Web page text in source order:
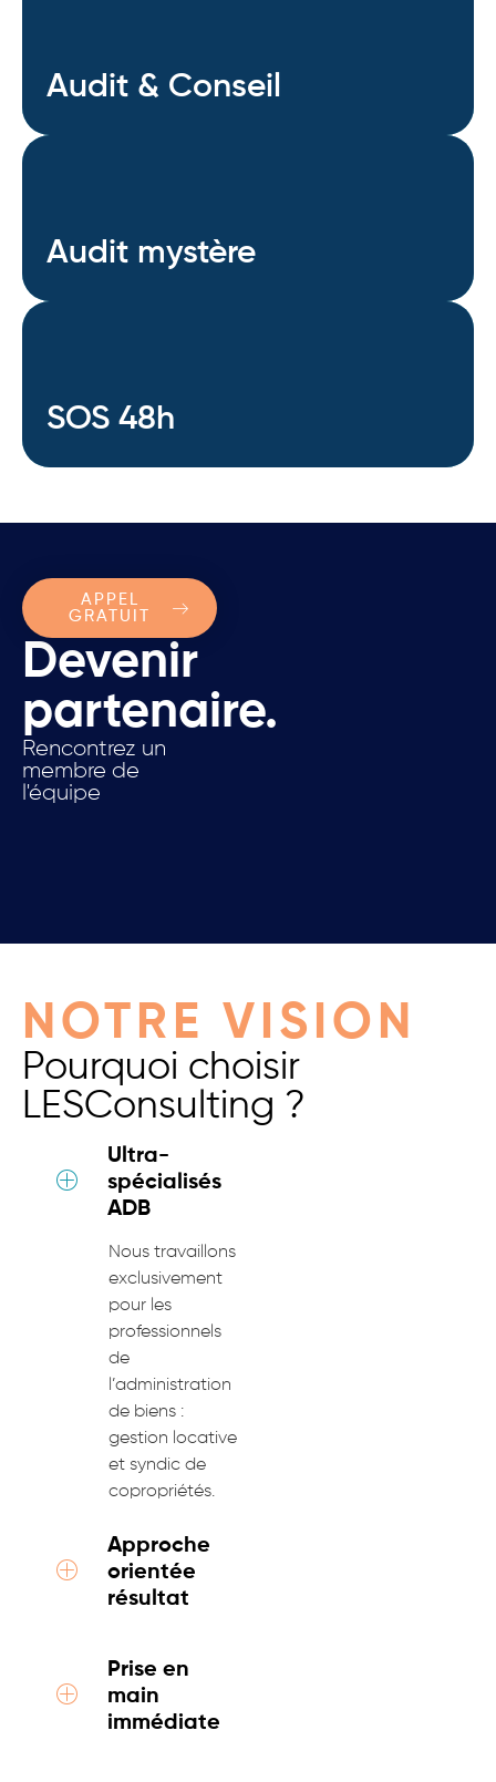
Audit & Conseil
Audit & Conseil
Audit mystère
Audit mystère
SOS 48h
SOS 48h
Devenir
partenaire.
Rencontrez un
membre de
l'équipe
APPEL
GRATUIT
NOTRE VISION
Pourquoi choisir
LESConsulting ?
Ultra-
spécialisés
ADB
Nous travaillons
exclusivement
pour les
professionnels
de
l’administration
de biens :
gestion locative
et syndic de
copropriétés.
Approche
orientée
résultat
Prise en
main
immédiate